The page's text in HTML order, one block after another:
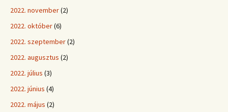
2022. november(2)
2022. október(6)
2022. szeptember(2)
2022. augusztus (2)
2022. július (3)
2022. június (4)
2022. május (2)